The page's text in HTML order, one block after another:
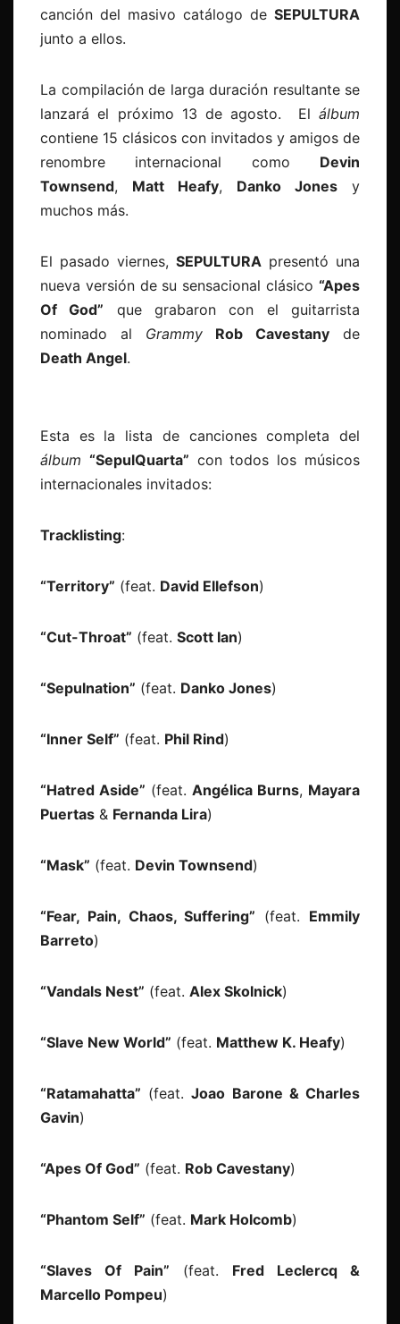
canción del masivo catálogo de SEPULTURA
junto a ellos.
La compilación de larga duración resultante se
lanzará el próximo 13 de agosto. El álbum
contiene 15 clásicos con invitados y amigos de
renombre internacional como Devin
Townsend, Matt Heafy, Danko Jones y
muchos más.
El pasado viernes, SEPULTURA presentó una
nueva versión de su sensacional clásico “Apes
Of God” que grabaron con el guitarrista
nominado al Grammy Rob Cavestany de
Death Angel.
Esta es la lista de canciones completa del
álbum “SepulQuarta” con todos los músicos
internacionales invitados:
Tracklisting:
“Territory” (feat. David Ellefson)
“Cut-Throat” (feat. Scott Ian)
“Sepulnation” (feat. Danko Jones)
“Inner Self” (feat. Phil Rind)
“Hatred Aside” (feat. Angélica Burns, Mayara
Puertas & Fernanda Lira)
“Mask” (feat. Devin Townsend)
“Fear, Pain, Chaos, Suffering” (feat. Emmily
Barreto)
“Vandals Nest” (feat. Alex Skolnick)
“Slave New World” (feat. Matthew K. Heafy)
“Ratamahatta” (feat.Joao Barone & Charles
Gavin)
“Apes Of God” (feat. Rob Cavestany)
“Phantom Self” (feat. Mark Holcomb)
“Slaves Of Pain” (feat. Fred Leclercq &
Marcello Pompeu)